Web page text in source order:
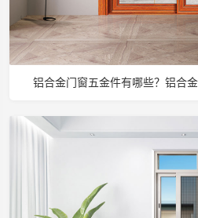
铝合金门窗五金件有哪些？铝合